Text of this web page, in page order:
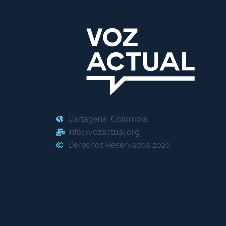
Cartagena, Colombia
info@vozactual.org
Derechos Reservados 2020